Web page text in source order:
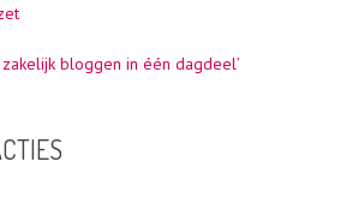
zakelijk bloggen in één dagdeel’